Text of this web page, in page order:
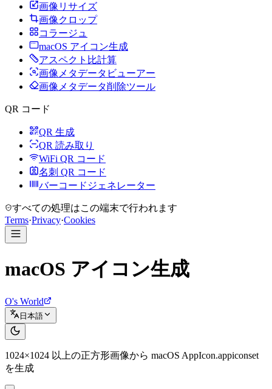
画像リサイズ
画像クロップ
コラージュ
macOS アイコン生成
アスペクト比計算
画像メタデータビューアー
画像メタデータ削除ツール
QR コード
QR 生成
QR 読み取り
WiFi QR コード
名刺 QR コード
バーコードジェネレーター
すべての処理はこの端末で行われます
Terms·Privacy·Cookies
macOS アイコン生成
O's World
日本語
1024×1024 以上の正方形画像から macOS AppIcon.appiconset
を生成